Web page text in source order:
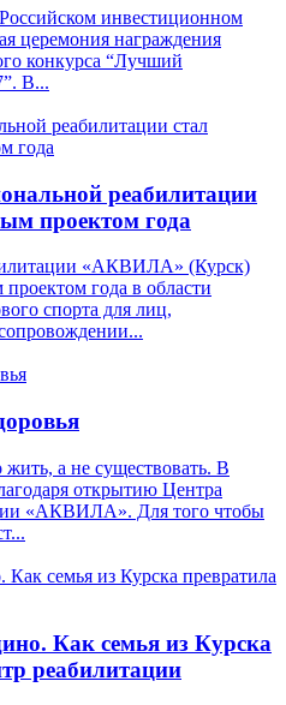
инвестиционном
церемония награждения
конкурса “Лучший
В...
реабилитации
проектом года
«АКВИЛА» (Курск)
года в области
спорта для лиц,
а не существовать. В
открытию Центра
«АКВИЛА». Для того чтобы
Как семья из Курска
реабилитации